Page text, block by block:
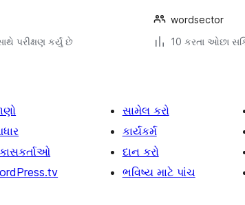
પરીક્ષણ કર્યું છે
wordsector
10 કરતા ઓછા
સામેલ કરો
કાર્યકર્મ
દાન કરો
ભવિષ્ય માટે પાંચ